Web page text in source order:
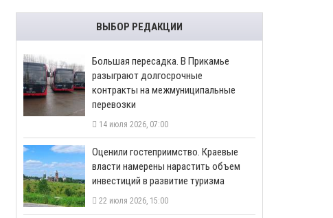
ВЫБОР РЕДАКЦИИ
Большая пересадка. В Прикамье
разыграют долгосрочные
контракты на межмуниципальные
перевозки
14 июля 2026, 07:00
Оценили гостеприимство. Краевые
власти намерены нарастить объем
инвестиций в развитие туризма
22 июля 2026, 15:00